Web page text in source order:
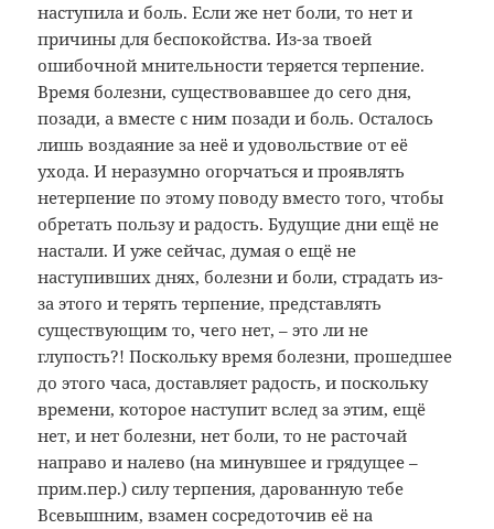
наступила и боль. Если же нет боли, то нет и
причины для беспокойства. Из-за твоей
ошибочной мнительности теряется терпение.
Время болезни, существовавшее до сего дня,
позади, а вместе с ним позади и боль. Осталось
лишь воздаяние за неё и удовольствие от её
ухода. И неразумно огорчаться и проявлять
нетерпение по этому поводу вместо того, чтобы
обретать пользу и радость. Будущие дни ещё не
настали. И уже сейчас, думая о ещё не
наступивших днях, болезни и боли, страдать из-
за этого и терять терпение, представлять
существующим то, чего нет, – это ли не
глупость?! Поскольку время болезни, прошедшее
до этого часа, доставляет радость, и поскольку
времени, которое наступит вслед за этим, ещё
нет, и нет болезни, нет боли, то не расточай
направо и налево (на минувшее и грядущее –
прим.пер.) силу терпения, дарованную тебе
Всевышним, взамен сосредоточив её на